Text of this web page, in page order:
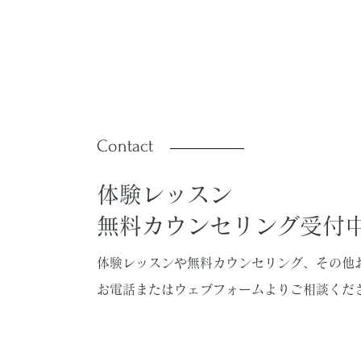
Contact
​体験レッスン
無料カウンセリング受付
体験レッスンや無料カウンセリング、その他
お電話またはウェブフォームよりご相談くだ